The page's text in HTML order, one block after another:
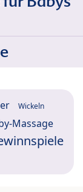
Wickeln
Massage